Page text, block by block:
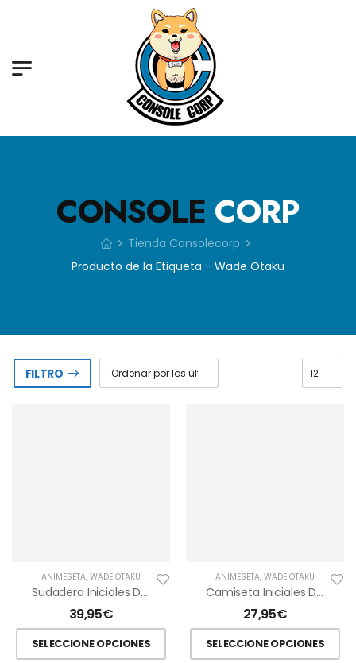
CONSOLE CORP
> Tienda Consolecorp >
Producto de la Etiqueta - Wade Otaku
FILTRO
ANIMESETA, WADE OTAKU
Sudadera Iniciales De Kanto Con Capucha
39,95€
SELECCIONE OPCIONES
ANIMESETA, WADE OTAKU
Camiseta Iniciales De Kanto
27,95€
SELECCIONE OPCIONES